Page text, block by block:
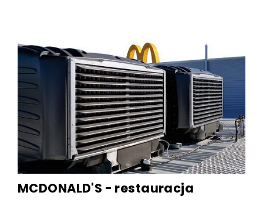
MCDONALD'S - restauracja